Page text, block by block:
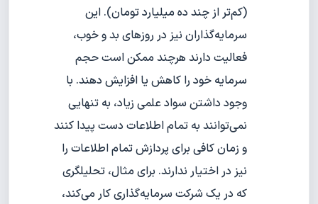
(کم‌تر از چند ده میلیارد تومان). این
سرمایه‌گذاران نیز در روزهای بد و خوب،
فعالیت دارند هرچند ممکن است حجم
سرمایه خود را کاهش یا افزایش دهند. با
وجود داشتن سواد علمی زیاد، به تنهایی
نمی‌توانند به تمام اطلاعات دست پیدا کنند
و زمان کافی برای پردازش تمام اطلاعات را
نیز در اختیار ندارند. برای مثال، تحلیلگری
که در یک شرکت سرمایه‌گذاری کار می‌کند،